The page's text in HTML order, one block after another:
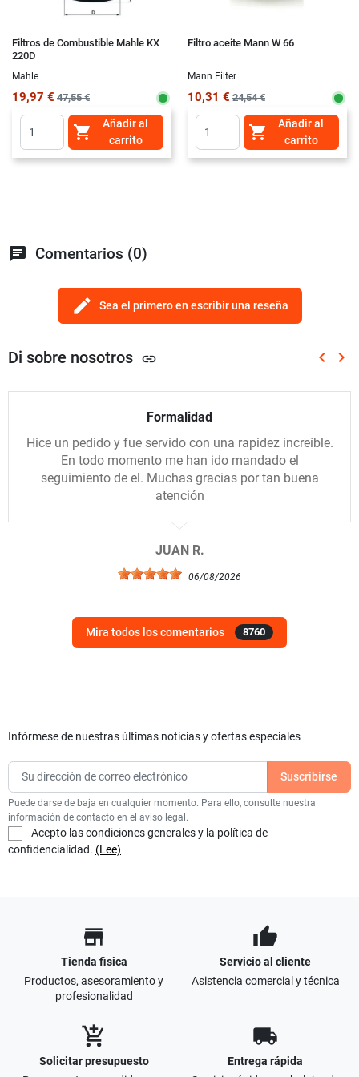
Filtros de Combustible Mahle KX
220D
Mahle
19,97 € 47,55 €

Añadir al
carrito
Filtro aceite Mann W 66
Mann Filter
10,31 € 24,54 €

Añadir al
carrito
chat Comentarios (0)
edit Sea el primero en escribir una reseña
Di sobre nosotros link keyboard_arrow_left keyboard_arrow_right
Formalidad
Hice un pedido y fue servido con una rapidez increíble.
En todo momento me han ido mandado el
seguimiento de el. Muchas gracias por tan buena
atención
JUAN R.
06/08/2026
Mira todos los comentarios 8760
Infórmese de nuestras últimas noticias y ofertas especiales
Puede darse de baja en cualquier momento. Para ello, consulte nuestra
información de contacto en el aviso legal.
Acepto las condiciones generales y la política de
confidencialidad. (Lee)
store
Tienda fisica
Productos, asesoramiento y
profesionalidad
thumb_up
Servicio al cliente
Asistencia comercial y técnica
add_shopping_cart
Solicitar presupuesto
local_shipping
Entrega rápida